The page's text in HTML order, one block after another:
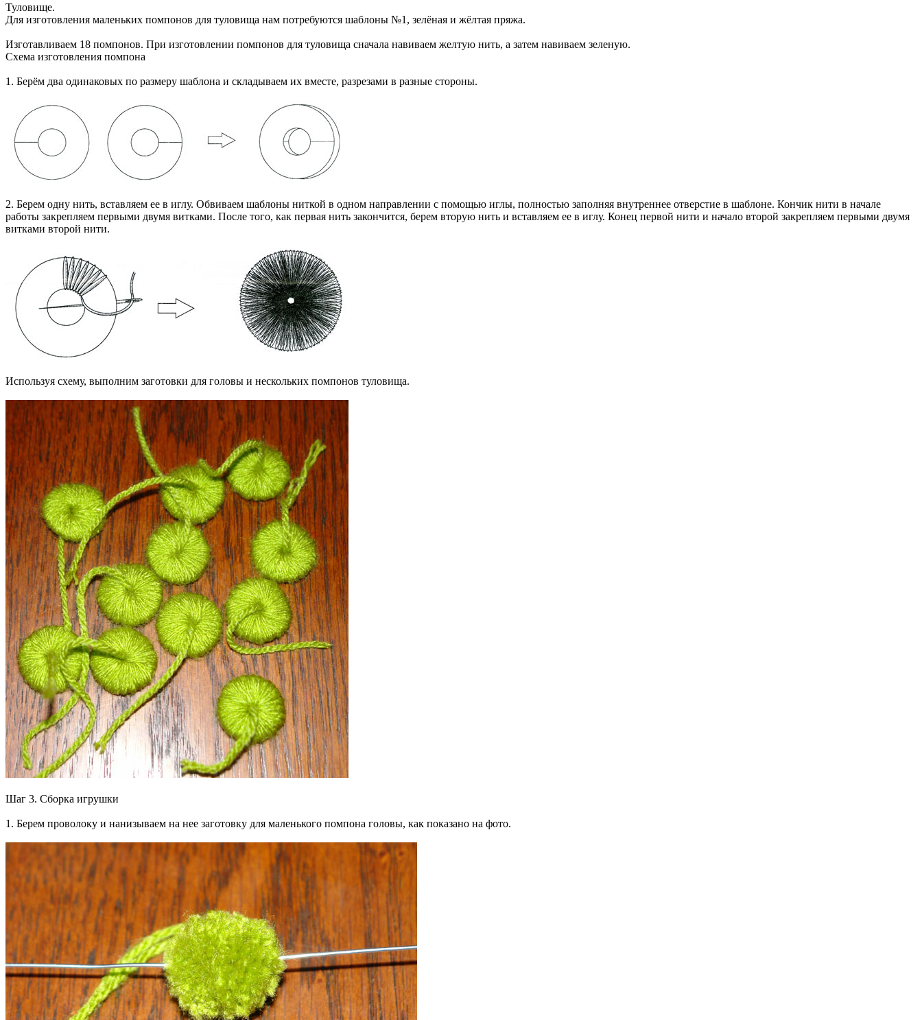
Туловище.
Для изготовления маленьких помпонов для туловища нам потребуются шаблоны №1, зелёная и жёлтая пряжа.
Изготавливаем 18 помпонов. При изготовлении помпонов для туловища сначала навиваем желтую нить, а затем навиваем зеленую.
Схема изготовления помпона
1. Берём два одинаковых по размеру шаблона и складываем их вместе, разрезами в разные стороны.
2. Берем одну нить, вставляем ее в иглу. Обвиваем шаблоны ниткой в одном направлении с помощью иглы, полностью заполняя внутреннее отверстие в шаблоне. Кончик нити в начале
работы закрепляем первыми двумя витками. После того, как первая нить закончится, берем вторую нить и вставляем ее в иглу. Конец первой нити и начало второй закрепляем первыми двумя
витками второй нити.
Используя схему, выполним заготовки для головы и нескольких помпонов туловища.
Шаг 3. Сборка игрушки
1. Берем проволоку и нанизываем на нее заготовку для маленького помпона головы, как показано на фото.